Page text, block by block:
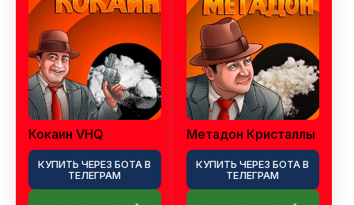
Кокаин VHQ
КУПИТЬ ЧЕРЕЗ БОТА В
ТЕЛЕГРАМ
Метадон Кристаллы
КУПИТЬ ЧЕРЕЗ БОТА В
ТЕЛЕГРАМ